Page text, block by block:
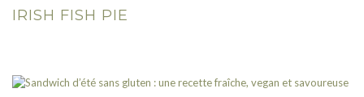
IRISH FISH PIE